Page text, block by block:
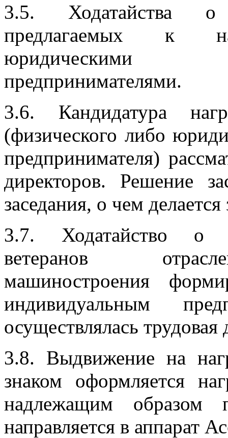
3.5. Ходатайства о
предлагаемых к
юридическими
предпринимателями.
3.6. Кандидатура
(физического либо
предпринимателя)
директоров. Решение
заседания, о чем
3.7. Ходатайство о
ветеранов
машиностроения
индивидуальным
осуществлялась трудовая
3.8. Выдвижение на
знаком оформляется
надлежащим образом
направляется в аппарат